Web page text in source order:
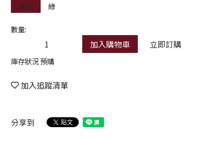
米白
綠
數量:
加入購物車 立即訂購
庫存狀況 預購
加入追蹤清單
分享到